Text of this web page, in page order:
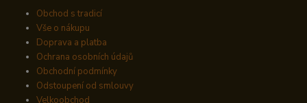
Obchod s tradicí
Vše o nákupu
Doprava a platba
Ochrana osobních údajů
Obchodní podmínky
Odstoupení od smlouvy
Velkoobchod